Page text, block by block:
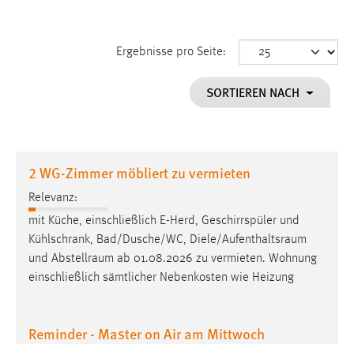
Ergebnisse pro Seite:
SORTIEREN NACH
2 WG-Zimmer möbliert zu vermieten
Relevanz:
mit Küche, einschließlich E-Herd, Geschirrspüler und
Kühlschrank, Bad/Dusche/WC, Diele/Aufenthaltsraum
und Abstellraum ab 01.08.2026 zu vermieten. Wohnung
einschließlich sämtlicher Nebenkosten wie Heizung
Reminder - Master on Air am Mittwoch
Cookie Laufzeit:
staticfilecache
Zweck:
Für performante Seitenauslieferung wird in diesem Cookie
gespeichert, ob man eingeloggt ist.
Sprachpräferenz
site-language-preference